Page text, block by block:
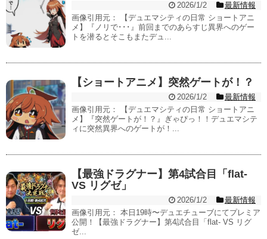
2026/1/2
最新情報
画像引用元： 【デュエマシティの日常 ショートアニ
メ】『ノリで･･･』前回までのあらすじ異界へのゲー
トを潜るとそこもまたデュ...
【ショートアニメ】突然ゲートが！？
2026/1/2
最新情報
画像引用元： 【デュエマシティの日常 ショートアニ
メ】『突然ゲートが！？』ぎゃぴっ！！デュエマシテ
ィに突然異界へのゲートが！...
【最強ドラグナー】第4試合目「flat-
VS リグゼ」
2026/1/2
最新情報
画像引用元： 本日19時〜デュエチューブにてプレミア
公開！【最強ドラグナー】第4試合目「flat- VS リグ
ゼ...